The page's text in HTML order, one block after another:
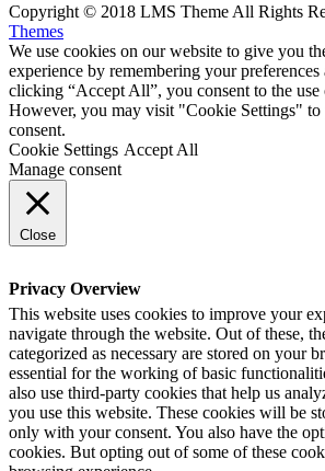
Copyright © 2018 LMS Theme All Rights
Themes
We use cookies on our website to give you
experience by remembering your
clicking “Accept All”, you consent to the
However, you may visit "Cookie Settings" to
consent.
Cookie Settings Accept All
Manage consent
Close
Privacy Overview
This website uses cookies to improve your
navigate through the website. Out of these,
categorized as necessary are stored on your
essential for the working of basic
also use third-party cookies that help us
you use this website. These cookies will be
only with your consent. You also have the
cookies. But opting out of some of these